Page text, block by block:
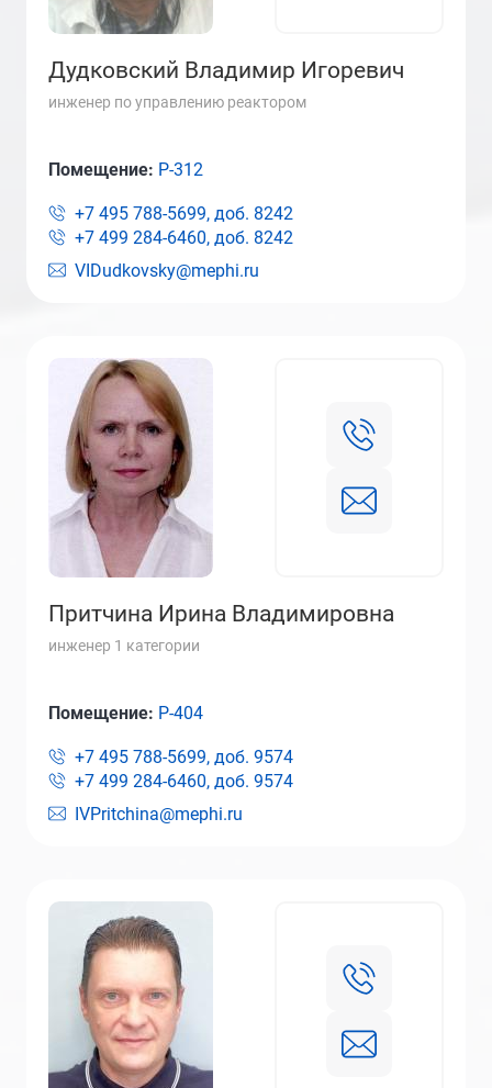
Дудковский Владимир Игоревич
инженер по управлению реактором
VIDudkovsky@mephi.ru
Помещение: Р-312
+7 495 788-5699, доб. 8242
+7 499 284-6460, доб. 8242
Притчина Ирина Владимировна
инженер 1 категории
IVPritchina@mephi.ru
Помещение: Р-404
+7 495 788-5699, доб. 9574
+7 499 284-6460, доб. 9574